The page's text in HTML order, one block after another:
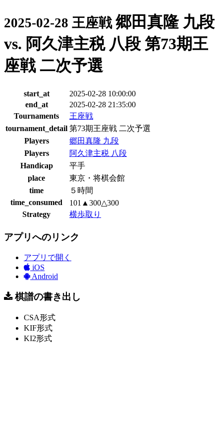
2025-02-28 王座戦 郷田真隆 九段
vs. 阿久津主税 八段 第73期王
座戦 二次予選
start_at
2025-02-28 10:00:00
end_at
2025-02-28 21:35:00
Tournaments
王座戦
tournament_detail 第73期王座戦 二次予選
Players
郷田真隆 九段
Players
阿久津主税 八段
Handicap
平手
place
東京・将棋会館
time
５時間
time_consumed
101▲300△300
Strategy
横歩取り
アプリへのリンク
アプリで開く
iOS
Android
棋譜の書き出し
CSA形式
KIF形式
KI2形式